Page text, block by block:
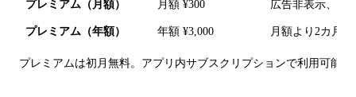
プレミアム（月額） 月額 ¥300 広告非表示、フ
プレミアム（年額） 年額 ¥3,000 月額より2カ月
プレミアムは初月無料。アプリ内サブスクリプションで利用可能。